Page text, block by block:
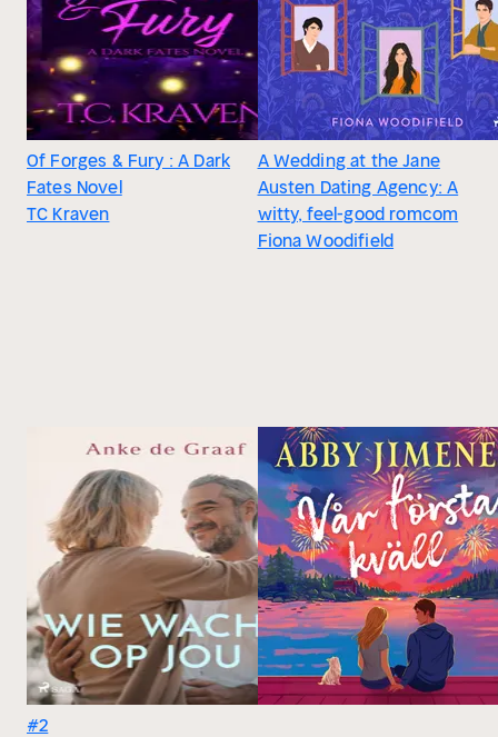
Of Forges & Fury : A Dark
Fates Novel
TC Kraven
A Wedding at the Jane
Austen Dating Agency: A
witty, feel-good romcom
Fiona Woodifield
#2